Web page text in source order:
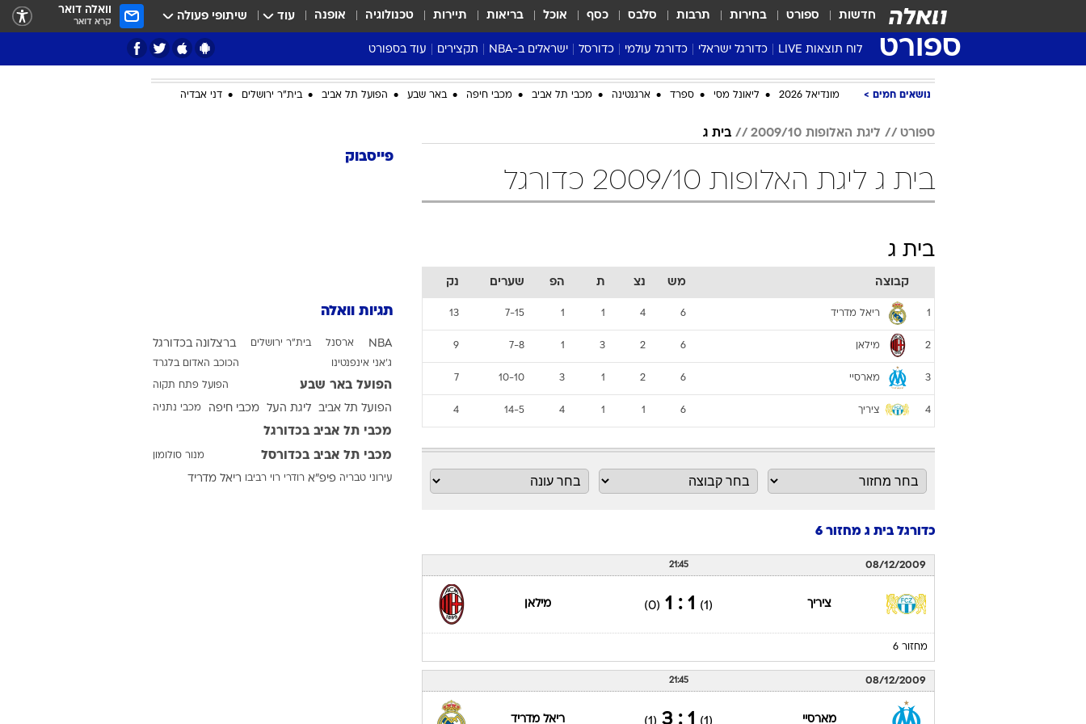
חדשות ספורט בחירות תרבות סלבס כסף אוכל בריאות תיירות טכנולוגיה אופנה עוד שיתופי פעולה וואלה דואר
קרא דואר
ספורט לוח תוצאות LIVE כדורגל ישראלי
ליגת העל Winner
גביע המדינה
שגרירים
נבחרות ישראל
כדורגל עולמי
ליגה אנגלית
ליגה צרפתית
ליגת האלופות
כדורסל
ליגת העל
נבחרות ישראל בכדורסל
כדורסל נשים
ישראלים ב-NBA
דני אבדיה
תקצירים עוד בספורט
מונדיאל 2026
NBA
פודקאסטים
אבא של שבת
טראש טוק
ענפים נוספים
לוח שידורים
נושאים חמים מונדיאל 2026 ליאונל מסי ספרד ארגנטינה מכבי תל אביב מכבי חיפה באר שבע הפועל תל אביב בית"ר ירושלים דני אבדיה
ספורט ליגת האלופות 2009/10 בית ג
בית ג ליגת האלופות 2009/10 כדורגל
בית ג
קבוצה מש נצ ת הפ שערים נק
1 ריאל מדריד 6
4
1
1
7-15
13
2 מילאן 6
2
3
1
7-8
9
3 מארסיי 6
2
1
3
10-10
7
4 ציריך 6
1
1
4
14-5
4
כדורגל בית ג מחזור 6
08/12/2009
21:45
ציריך (1)
1 : 1
(0) מילאן
מחזור 6
08/12/2009
21:45
מארסיי (1)
1 : 3
(1) ריאל מדריד
פייסבוק
תגיות וואלה
NBA ארסנל בית"ר ירושלים ברצלונה בכדורגל
ג'אני אינפנטינו הכוכב האדום בלגרד
הפועל באר שבע הפועל פתח תקוה
הפועל תל אביב ליגת העל מכבי חיפה מכבי נתניה
מכבי תל אביב בכדורגל
מכבי תל אביב בכדורסל
מנור סולומון
עירוני טבריה פיפ"א רודרי רוי רביבו ריאל מדריד